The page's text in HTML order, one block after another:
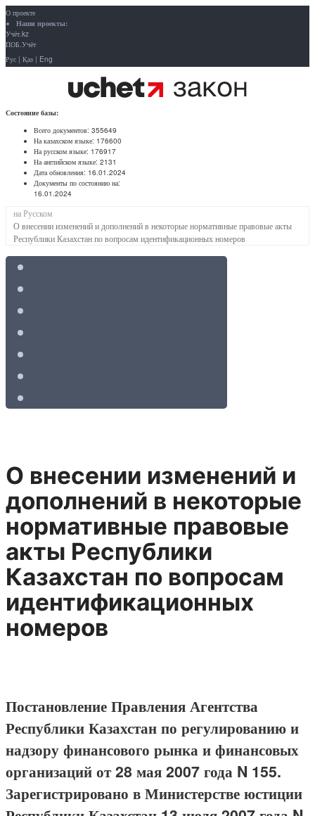
О проекте
Наши проекты:
Учёт.kz
ПОБ.Учёт
Рус | Қаз | Eng
Состояние базы:
Всего документов: 355649
На казахском языке: 176600
На русском языке: 176917
На английском языке: 2131
Дата обновления: 16.01.2024
Документы по состоянию на:
16.01.2024
на Русском
О внесении изменений и дополнений в некоторые нормативные правовые акты
Республики Казахстан по вопросам идентификационных номеров
О внесении изменений и
дополнений в некоторые
нормативные правовые
акты Республики
Казахстан по вопросам
идентификационных
номеров
Постановление Правления Агентства
Республики Казахстан по регулированию и
надзору финансового рынка и финансовых
организаций от 28 мая 2007 года N 155.
Зарегистрировано в Министерстве юстиции